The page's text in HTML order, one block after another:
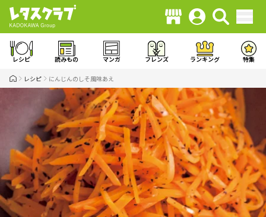
レシピ 読みもの マンガ フレンズ ランキング 特集
レシピ にんじんのしそ風味あえ